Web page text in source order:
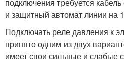
подключения требуется
и защитный автомат линии на
Подключать реле давления к
принято одним из двух
имеет свои сильные и слабые